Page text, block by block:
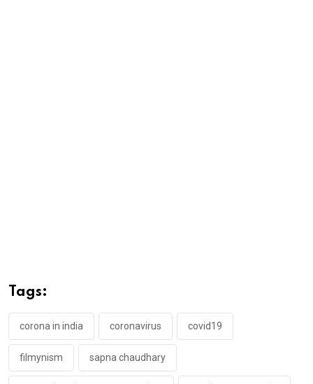
Tags:
corona in india coronavirus covid19
filmynism sapna chaudhary